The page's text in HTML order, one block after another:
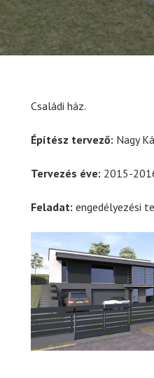
Családi ház.
Építész tervező: Nagy
Tervezés éve: 2015-
Feladat: engedélyezési